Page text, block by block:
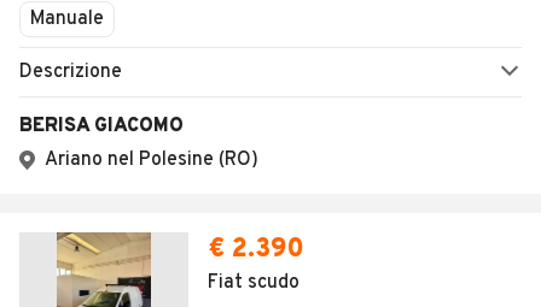
Manuale
Descrizione
BERISA GIACOMO
Ariano nel Polesine (RO)
€ 2.390
Fiat scudo